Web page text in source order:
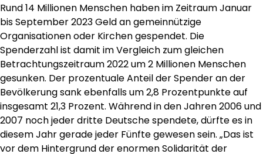
Rund 14 Millionen Menschen haben im Zeitraum Januar
bis September 2023 Geld an gemeinnützige
Organisationen oder Kirchen gespendet. Die
Spenderzahl ist damit im Vergleich zum gleichen
Betrachtungszeitraum 2022 um 2 Millionen Menschen
gesunken. Der prozentuale Anteil der Spender an der
Bevölkerung sank ebenfalls um 2,8 Prozentpunkte auf
insgesamt 21,3 Prozent. Während in den Jahren 2006 und
2007 noch jeder dritte Deutsche spendete, dürfte es in
diesem Jahr gerade jeder Fünfte gewesen sein. „Das ist
vor dem Hintergrund der enormen Solidarität der